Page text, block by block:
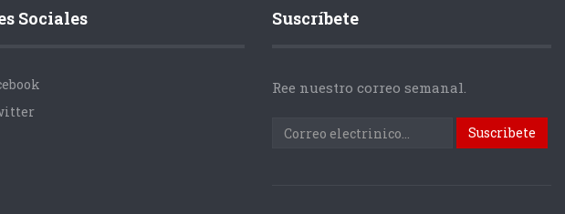
Sociales Suscríbete
Ree nuestro correo semanal.